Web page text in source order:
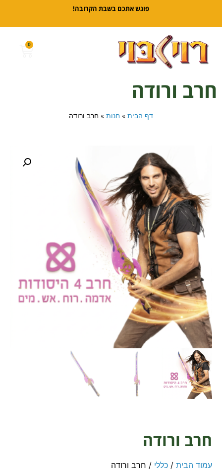
פוגש אתכם בשבת הקרובה!
0
חרב ורודה
דף הבית » חנות » חרב ורודה
חרב ורודה
עמוד הבית / כללי / חרב ורודה